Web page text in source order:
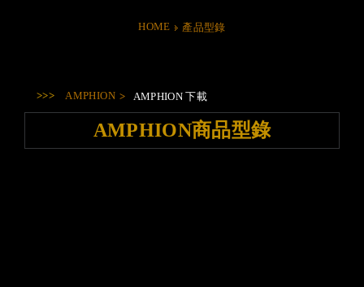
HOME 產品型錄
AMPHION AMPHION 下載
AMPHION商品型錄